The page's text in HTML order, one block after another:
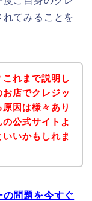
てみることを
れまで説明し
店でクレジッ
因は様々あり
公式サイトよ
いかもしれま
問題を今すぐ